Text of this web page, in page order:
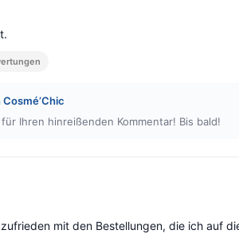
Ihren hinreißenden Kommentar! Bis bald!
mit den Bestellungen, die ich auf